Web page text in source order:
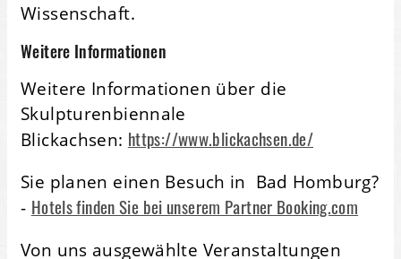
Wissenschaft.
Weitere Informationen
Weitere Informationen über die
Skulpturenbiennale
Blickachsen: https://www.blickachsen.de/
Sie planen einen Besuch in Bad Homburg?
- Hotels finden Sie bei unserem Partner Booking.com
Von uns ausgewählte Veranstaltungen